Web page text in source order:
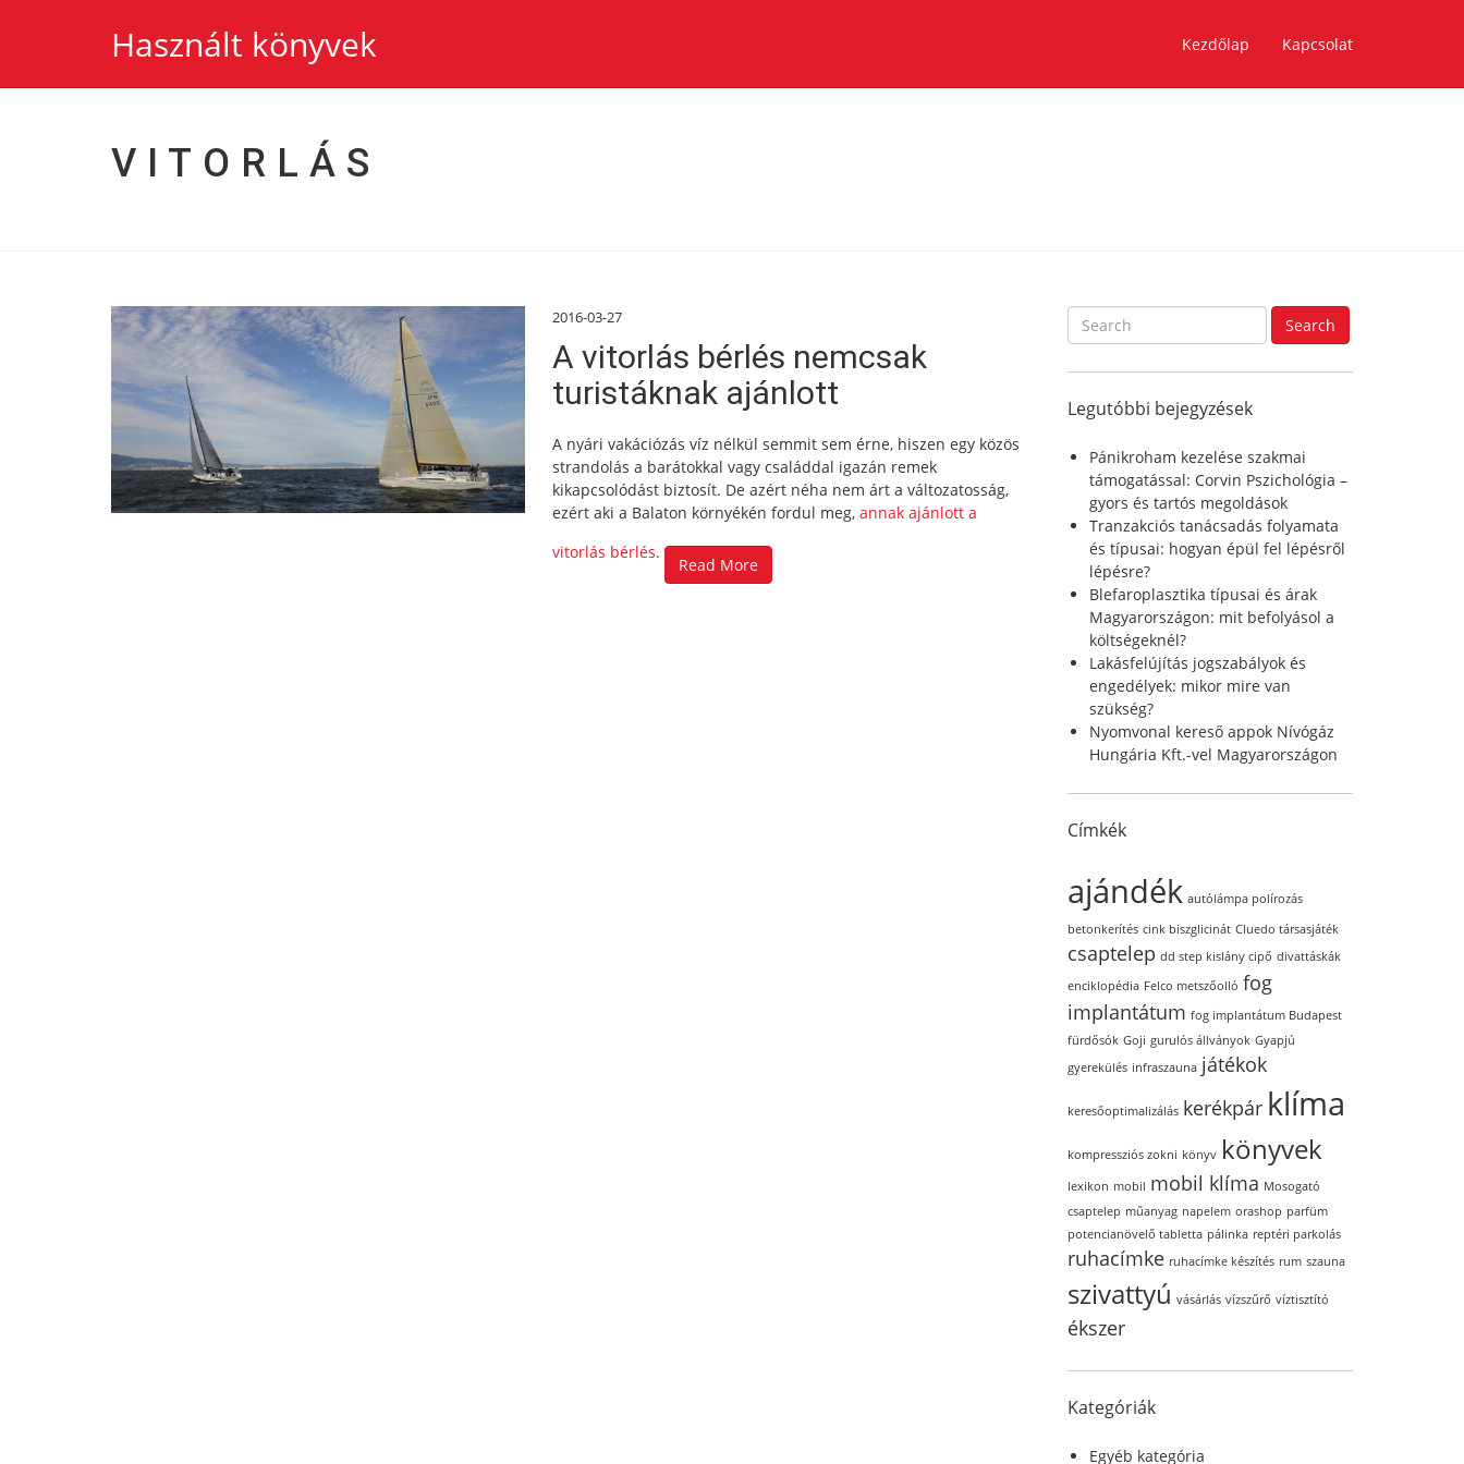
Használt könyvek Kezdőlap Kapcsolat
VITORLÁS
2016-03-27
A vitorlás bérlés nemcsak
turistáknak ajánlott
A nyári vakációzás víz nélkül semmit sem érne, hiszen egy közös
strandolás a barátokkal vagy családdal igazán remek
kikapcsolódást biztosít. De azért néha nem árt a változatosság,
ezért aki a Balaton környékén fordul meg, annak ajánlott a
vitorlás bérlés.
Read More
S
e
c
f
Search
Legutóbbi bejegyzések
Pánikroham kezelése szakmai
támogatással: Corvin Pszichológia –
gyors és tartós megoldások
Tranzakciós tanácsadás folyamata
és típusai: hogyan épül fel lépésről
lépésre?
Blefaroplasztika típusai és árak
Magyarországon: mit befolyásol a
költségeknél?
Lakásfelújítás jogszabályok és
engedélyek: mikor mire van
szükség?
Nyomvonal kereső appok Nívógáz
Hungária Kft.-vel Magyarországon
Címkék
ajándék autólámpa polírozás
betonkerítés cink biszglicinát Cluedo társasjáték
csaptelep dd step kislány cipő divattáskák
enciklopédia Felco metszőolló fog
implantátum fog implantátum Budapest
fürdősók Goji gurulós állványok Gyapjú
gyerekülés infraszauna játékok
keresőoptimalizálás kerékpár klíma
kompressziós zokni könyv könyvek
lexikon mobil mobil klíma Mosogató
csaptelep műanyag napelem orashop parfüm
potencianövelő tabletta pálinka reptéri parkolás
ruhacímke ruhacímke készítés rum szauna
szivattyú vásárlás vízszűrő víztisztító
ékszer
Kategóriák
Egyéb kategória